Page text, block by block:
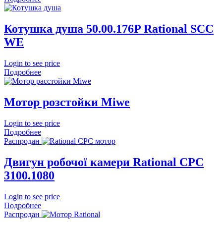
Котушка душа 50.00.176P Rational SCC
WE
Login to see price
Подробнее
Мотор розстойки Miwe
Login to see price
Подробнее
Распродан
Двигун робочої камери Rational CPC
3100.1080
Login to see price
Подробнее
Распродан